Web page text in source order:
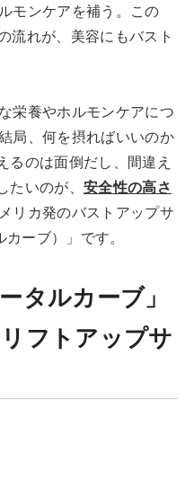
モンケアを補う。この
流れが、美容にもバスト
栄養やホルモンケアにつ
局、何を摂ればいいのか
のは面倒だし、間違え
いのが、 安全性の高さ
リカ発のバストアップサ
ーブ）」です。
タルカーブ」
フトアップサ